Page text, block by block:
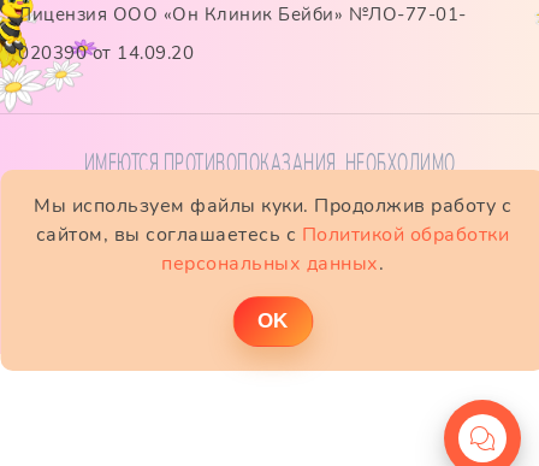
Мы используем файлы куки. Продолжив работу с
сайтом, вы соглашаетесь с Политикой обработки
персональных данных.
ОK
Лицензия ООО «Он Клиник Бейби» №ЛО-77-01-
020390 от 14.09.20
ИМЕЮТСЯ ПРОТИВОПОКАЗАНИЯ. НЕОБХОДИМО
ПРОКОНСУЛЬТИРОВАТЬСЯ СО СПЕЦИАЛИСТОМ